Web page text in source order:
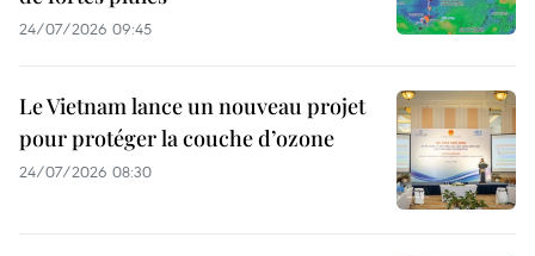
24/07/2026 09:45
Le Vietnam lance un nouveau projet
pour protéger la couche d’ozone
24/07/2026 08:30